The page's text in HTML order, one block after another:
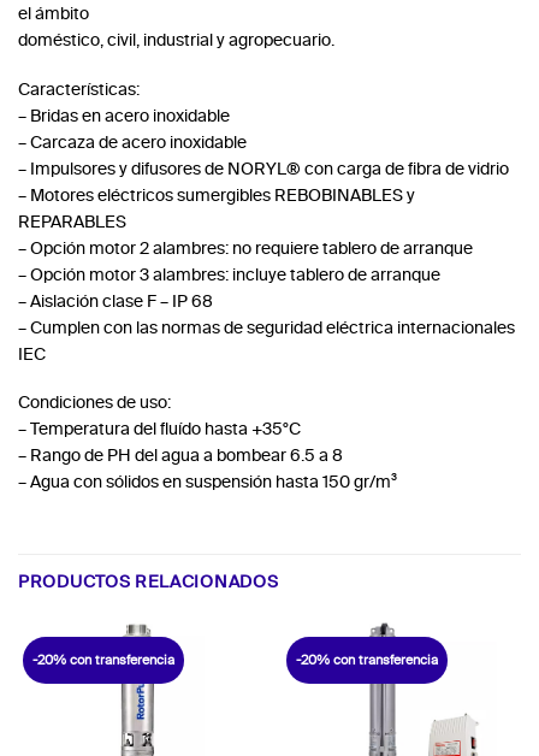
el ámbito
doméstico, civil, industrial y agropecuario.
Características:
– Bridas en acero inoxidable
– Carcaza de acero inoxidable
– Impulsores y difusores de NORYL® con carga de fibra de vidrio
– Motores eléctricos sumergibles REBOBINABLES y
REPARABLES
– Opción motor 2 alambres: no requiere tablero de arranque
– Opción motor 3 alambres: incluye tablero de arranque
– Aislación clase F – IP 68
– Cumplen con las normas de seguridad eléctrica internacionales
IEC
Condiciones de uso:
– Temperatura del fluído hasta +35°C
– Rango de PH del agua a bombear 6.5 a 8
– Agua con sólidos en suspensión hasta 150 gr/m³
PRODUCTOS RELACIONADOS
-20% con transferencia -20% con transferencia